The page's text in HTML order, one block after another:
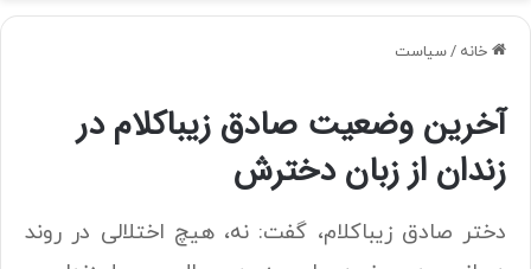
خانه /سیاست
آخرین وضعیت صادق زیباکلام در
زندان از زبان دخترش
دختر صادق زیباکلام، گفت: نه، هیچ اختلالی در روند